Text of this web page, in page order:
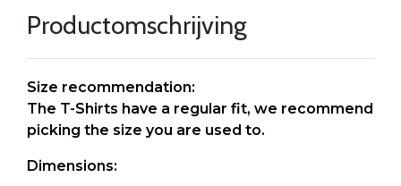
Productomschrijving
Size recommendation:
The T-Shirts have a regular fit, we recommend
picking the size you are used to.
Dimensions: